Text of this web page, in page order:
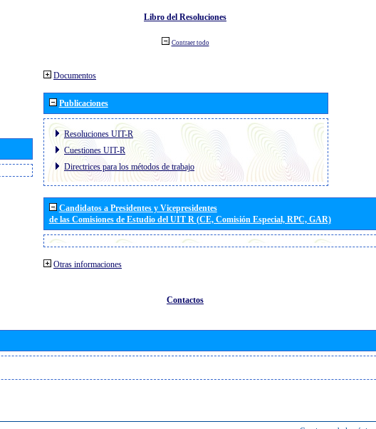
Libro del Resoluciones
Contraer todo
Documentos
Publicaciones
Resoluciones UIT-R
Cuestiones UIT-R
Directrices para los métodos de trabajo
Candidatos a Presidentes y Vicepresidentes
de las Comisiones de Estudio del UIT R (CE, Comisión Especial, RPC, GAR)
Otras informaciones
Contactos